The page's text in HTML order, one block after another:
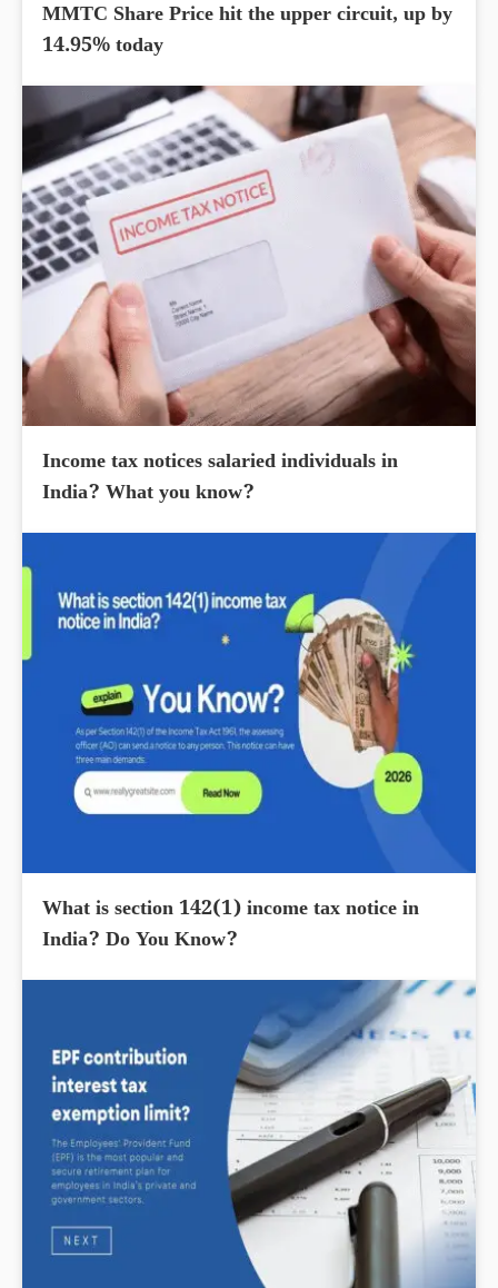
MMTC Share Price hit the upper circuit, up by
14.95% today
Income tax notices salaried individuals in
India? What you know?
What is section 142(1) income tax notice in
India? Do You Know?